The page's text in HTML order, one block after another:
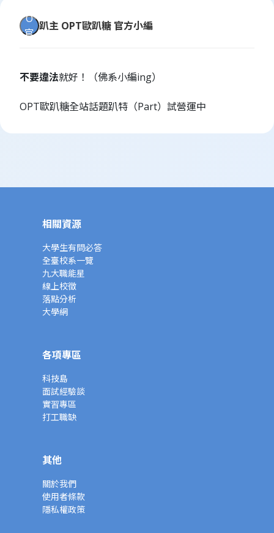
O
官
趴主 OPT歐趴糖 官方小編
不要違法就好！（佛系小編ing）
OPT歐趴糖全站話題趴特（Part）試營運中
相關資源
大學生有問必答
全臺校系一覽
九大職能星
線上校徵
落點分析
大學網
各項專區
科技島
面試經驗談
實習專區
打工職缺
其他
關於我們
使用者條款
隱私權政策